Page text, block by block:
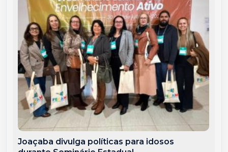
Joaçaba divulga políticas para idosos